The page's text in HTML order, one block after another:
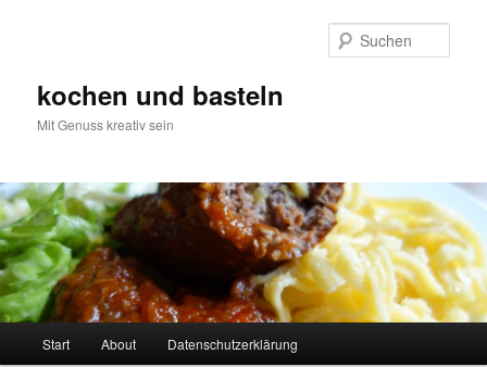
kochen und basteln
Mit Genuss kreativ sein
Start About Datenschutzerklärung